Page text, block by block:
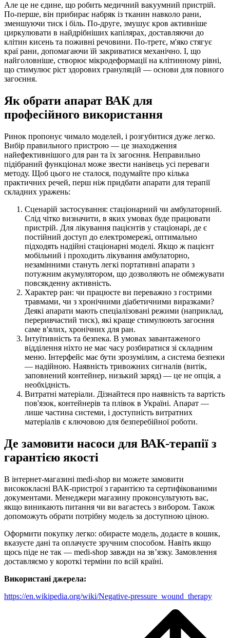
Але це не єдине, що робить медичний вакуумний пристрій.
По-перше, він прибирає набряк із тканин навколо рани,
зменшуючи тиск і біль. По-друге, змушує кров активніше
циркулювати в найдрібніших капілярах, доставляючи до
клітин кисень та поживні речовини. По-третє, м'яко стягує
краї рани, допомагаючи їй закриватися механічно. І, що
найголовніше, створює мікродеформації на клітинному рівні,
що стимулює ріст здорових грануляцій — основи для повного
загоєння.
Як обрати апарат ВАК для
професійного використання
Ринок пропонує чимало моделей, і розгубитися дуже легко.
Вибір правильного пристрою — це знаходження
найефективнішого для ран та їх загоєння. Неправильно
підібраний функціонал може звести нанівець усі переваги
методу. Щоб цього не сталося, подумайте про кілька
практичних речей, перш ніж придбати апарати для терапії
складних уражень:
Сценарій застосування: стаціонарний чи амбулаторний.
Слід чітко визначити, в яких умовах буде працювати
пристрій. Для лікування пацієнтів у стаціонарі, де є
постійний доступ до електромережі, оптимально
підходять надійні стаціонарні моделі. Якщо ж пацієнт
мобільний і проходить лікування амбулаторно,
незамінними стануть легкі портативні апарати з
потужним акумулятором, що дозволяють не обмежувати
повсякденну активність.
Характер ран: чи працюєте ви переважно з гострими
травмами, чи з хронічними діабетичними виразками?
Деякі апарати мають спеціалізовані режими (наприклад,
переривчастий тиск), які краще стимулюють загоєння
саме в'ялих, хронічних для ран.
Інтуїтивність та безпека. В умовах завантаженого
відділення ніхто не має часу розбиратися зі складним
меню. Інтерфейс має бути зрозумілим, а система безпеки
— надійною. Наявність тривожних сигналів (витік,
заповнений контейнер, низький заряд) — це не опція, а
необхідність.
Витратні матеріали. Дізнайтеся про наявність та вартість
пов'язок, контейнерів та плівок в Україні. Апарат —
лише частина системи, і доступність витратних
матеріалів є ключовою для безперебійної роботи.
Де замовити насоси для ВАК-терапії з
гарантією якості
В інтернет-магазині medi-shop ви можете замовити
висококласні ВАК-пристрої з гарантією та сертифікованими
документами. Менеджери магазину проконсультують вас,
якщо виникають питання чи ви вагаєтесь з вибором. Також
допоможуть обрати потрібну модель за доступною ціною.
Оформити покупку легко: обираєте модель, додаєте в кошик,
вказуєте дані та оплачуєте зручним способом. Навіть якщо
щось піде не так — medi‑shop завжди на зв’язку. Замовлення
доставляємо у короткі терміни по всій країні.
Використані джерела:
https://en.wikipedia.org/wiki/Negative-pressure_wound_therapy